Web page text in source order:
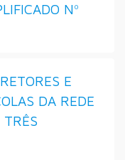
Nº
E
DA REDE